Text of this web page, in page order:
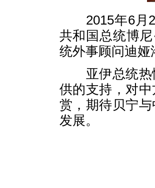
2015年6月
共和国总统博
统外事顾问迪
亚伊总统
供的支持，对
赏，期待贝宁
发展。